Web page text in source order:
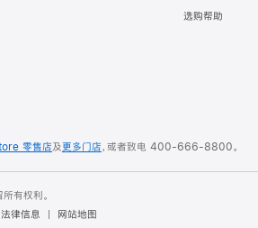
选购帮助
零售店及更多门店，或者致电 400-666-8800。
有权利。
法律信息 网站地图